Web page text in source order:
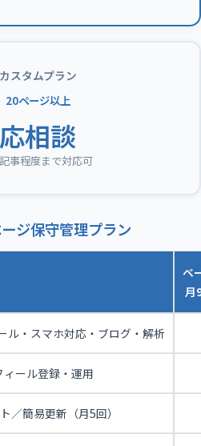
カスタムプラン
20ページ以上
応相談
事程度まで対応可
ジ保守管理プラン
ベ
月
ル・スマホ対応・ブログ・解析
ール登録・運用
／簡易更新（月5回）